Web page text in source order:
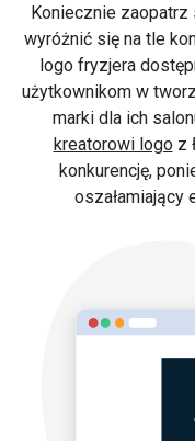
Koniecznie zaopatrz
wyróżnić się na tle
logo fryzjera
użytkownikom w
marki dla ich
kreatorowi logoz
konkurencję,
oszałamiający